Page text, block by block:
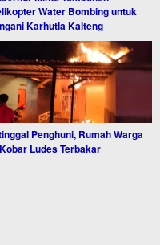
Water Bombing untuk
Karhutla Kalteng
Penghuni, Rumah Warga
Ludes Terbakar